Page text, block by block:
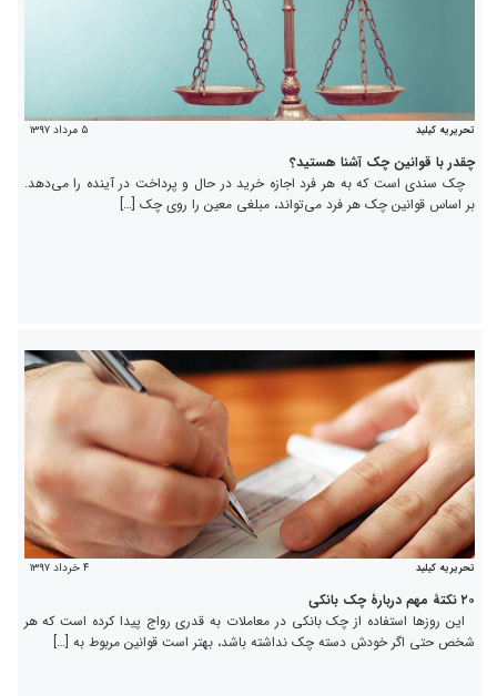
تحریریه کیلید ۵ مرداد ۱۳۹۷
چقدر با قوانین چک آشنا هستید؟
چک سندی است که به هر فرد اجازه خرید در حال و پرداخت در آینده را می‌دهد.
بر اساس قوانین چک هر فرد می‌تواند، مبلغی معین را روی چک […]
تحریریه کیلید ۴ خرداد ۱۳۹۷
۲۰ نکتۀ مهم دربارۀ چک بانکی
این روزها استفاده از چک بانکی در معاملات به قدری رواج پیدا کرده است که هر
شخص حتی اگر خودش دسته ‌چک نداشته باشد، بهتر است قوانین مربوط به […]